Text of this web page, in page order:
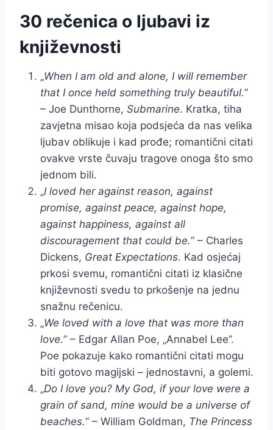
30 rečenica o ljubavi iz
književnosti
„When I am old and alone, I will remember
that I once held something truly beautiful.”
– Joe Dunthorne, Submarine. Kratka, tiha
zavjetna misao koja podsjeća da nas velika
ljubav oblikuje i kad prođe; romantični citati
ovakve vrste čuvaju tragove onoga što smo
jednom bili.
„I loved her against reason, against
promise, against peace, against hope,
against happiness, against all
discouragement that could be.” – Charles
Dickens, Great Expectations. Kad osjećaj
prkosi svemu, romantični citati iz klasične
književnosti svedu to prkošenje na jednu
snažnu rečenicu.
„We loved with a love that was more than
love.” – Edgar Allan Poe, „Annabel Lee”.
Poe pokazuje kako romantični citati mogu
biti gotovo magijski – jednostavni, a golemi.
„Do I love you? My God, if your love were a
grain of sand, mine would be a universe of
beaches.” – William Goldman, The Princess